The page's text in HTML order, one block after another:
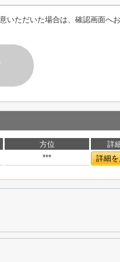
いただいた場合は、確認画面へ
方位
詳
***
詳細